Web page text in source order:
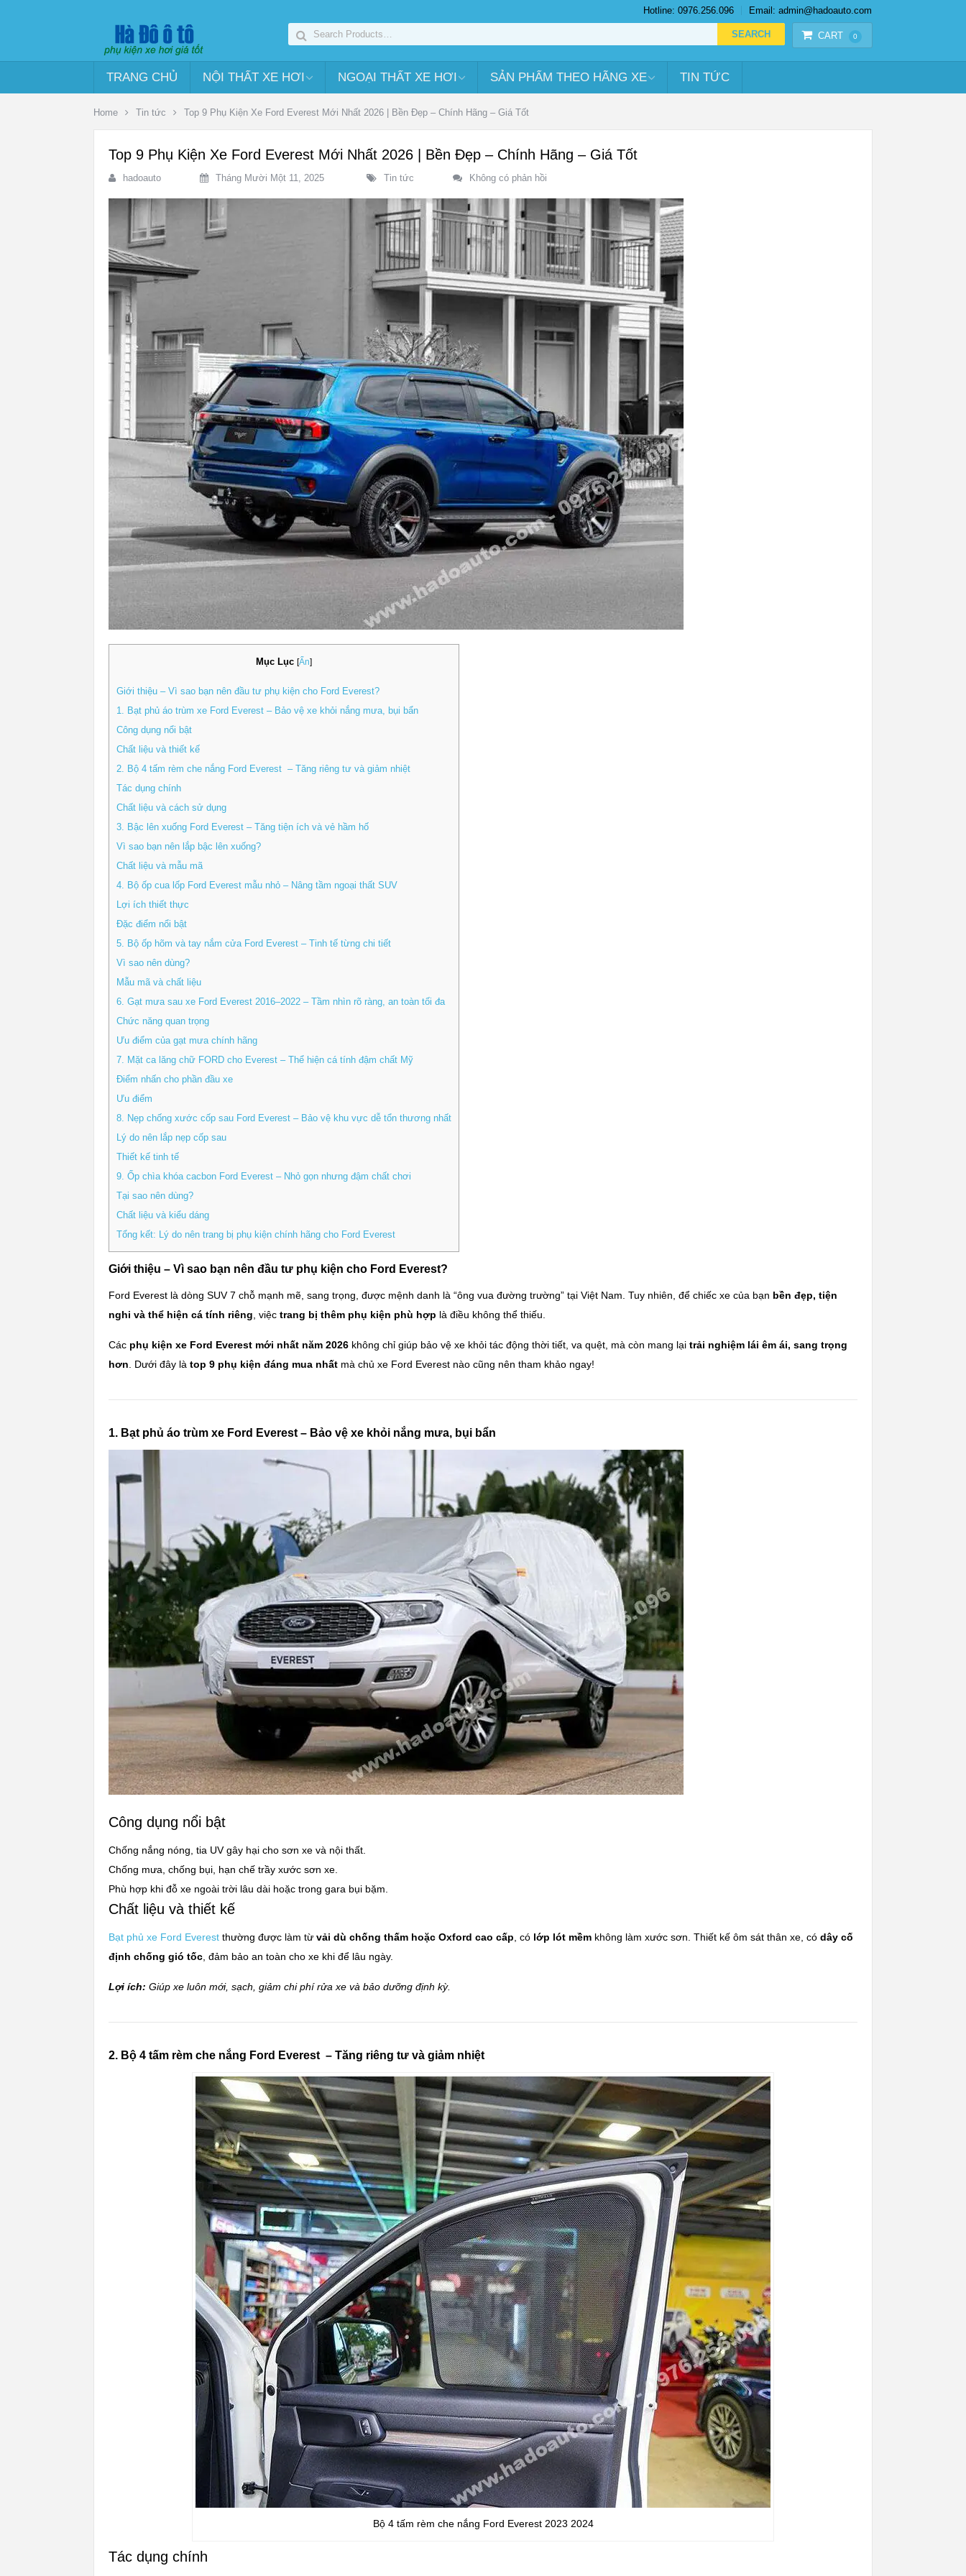
Hotline: 0976.256.096 Email: admin@hadoauto.com
CART 0
TRANG CHỦ NỘI THẤT XE HƠI NGOẠI THẤT XE HƠI SẢN PHẨM THEO HÃNG XE TIN TỨC
Home Tin tức Top 9 Phụ Kiện Xe Ford Everest Mới Nhất 2026 | Bền Đẹp – Chính Hãng – Giá Tốt
Top 9 Phụ Kiện Xe Ford Everest Mới Nhất 2026 | Bền Đẹp – Chính Hãng – Giá Tốt
hadoauto Tháng Mười Một 11, 2025 Tin tức Không có phản hồi
Mục Lục [Ẩn]
Giới thiệu – Vì sao bạn nên đầu tư phụ kiện cho Ford Everest?
1. Bạt phủ áo trùm xe Ford Everest – Bảo vệ xe khỏi nắng mưa, bụi bẩn
Công dụng nổi bật
Chất liệu và thiết kế
2. Bộ 4 tấm rèm che nắng Ford Everest – Tăng riêng tư và giảm nhiệt
Tác dụng chính
Chất liệu và cách sử dụng
3. Bậc lên xuống Ford Everest – Tăng tiện ích và vẻ hầm hố
Vì sao bạn nên lắp bậc lên xuống?
Chất liệu và mẫu mã
4. Bộ ốp cua lốp Ford Everest mẫu nhỏ – Nâng tầm ngoại thất SUV
Lợi ích thiết thực
Đặc điểm nổi bật
5. Bộ ốp hõm và tay nắm cửa Ford Everest – Tinh tế từng chi tiết
Vì sao nên dùng?
Mẫu mã và chất liệu
6. Gạt mưa sau xe Ford Everest 2016–2022 – Tầm nhìn rõ ràng, an toàn tối đa
Chức năng quan trọng
Ưu điểm của gạt mưa chính hãng
7. Mặt ca lăng chữ FORD cho Everest – Thể hiện cá tính đậm chất Mỹ
Điểm nhấn cho phần đầu xe
Ưu điểm
8. Nẹp chống xước cốp sau Ford Everest – Bảo vệ khu vực dễ tổn thương nhất
Lý do nên lắp nẹp cốp sau
Thiết kế tinh tế
9. Ốp chìa khóa cacbon Ford Everest – Nhỏ gọn nhưng đậm chất chơi
Tại sao nên dùng?
Chất liệu và kiểu dáng
Tổng kết: Lý do nên trang bị phụ kiện chính hãng cho Ford Everest
Giới thiệu – Vì sao bạn nên đầu tư phụ kiện cho Ford Everest?
Ford Everest là dòng SUV 7 chỗ mạnh mẽ, sang trọng, được mệnh danh là “ông vua đường trường” tại Việt Nam. Tuy nhiên, để chiếc xe của bạn bền đẹp, tiện
nghi và thể hiện cá tính riêng, việc trang bị thêm phụ kiện phù hợp là điều không thể thiếu.
Các phụ kiện xe Ford Everest mới nhất năm 2026 không chỉ giúp bảo vệ xe khỏi tác động thời tiết, va quệt, mà còn mang lại trải nghiệm lái êm ái, sang trọng
hơn. Dưới đây là top 9 phụ kiện đáng mua nhất mà chủ xe Ford Everest nào cũng nên tham khảo ngay!
1. Bạt phủ áo trùm xe Ford Everest – Bảo vệ xe khỏi nắng mưa, bụi bẩn
Công dụng nổi bật
Chống nắng nóng, tia UV gây hại cho sơn xe và nội thất.
Chống mưa, chống bụi, hạn chế trầy xước sơn xe.
Phù hợp khi đỗ xe ngoài trời lâu dài hoặc trong gara bụi bặm.
Chất liệu và thiết kế
Bạt phủ xe Ford Everest thường được làm từ vải dù chống thấm hoặc Oxford cao cấp, có lớp lót mềm không làm xước sơn. Thiết kế ôm sát thân xe, có dây cố
định chống gió tốc, đảm bảo an toàn cho xe khi để lâu ngày.
Lợi ích: Giúp xe luôn mới, sạch, giảm chi phí rửa xe và bảo dưỡng định kỳ.
2. Bộ 4 tấm rèm che nắng Ford Everest – Tăng riêng tư và giảm nhiệt
Bộ 4 tấm rèm che nắng Ford Everest 2023 2024
Tác dụng chính